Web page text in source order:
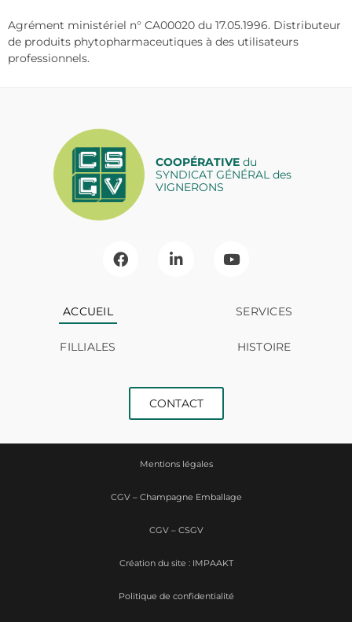
Agrément ministériel n° CA00020 du 17.05.1996. Distributeur
de produits phytopharmaceutiques à des utilisateurs
professionnels.
COOPÉRATIVEdu
SYNDICAT GÉNÉRAL des
VIGNERONS
ACCUEIL SERVICES
FILLIALES HISTOIRE
CONTACT
Mentions légales
CGV – Champagne Emballage
CGV – CSGV
Politique de confidentialité
Création du site : IMPAAKT